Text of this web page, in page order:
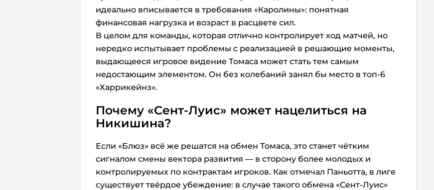
идеально вписывается в требования «Каролины»: понятная
финансовая нагрузка и возраст в расцвете сил.
В целом для команды, которая отлично контролирует ход матчей, но
нередко испытывает проблемы с реализацией в решающие моменты,
выдающееся игровое видение Томаса может стать тем самым
недостающим элементом. Он без колебаний занял бы место в топ-6
«Харрикейнз».
Почему «Сент-Луис» может нацелиться на
Никишина?
Если «Блюз» всё же решатся на обмен Томаса, это станет чётким
сигналом смены вектора развития — в сторону более молодых и
контролируемых по контрактам игроков. Как отмечал Паньотта, в лиге
существует твёрдое убеждение: в случае такого обмена «Сент-Луис»